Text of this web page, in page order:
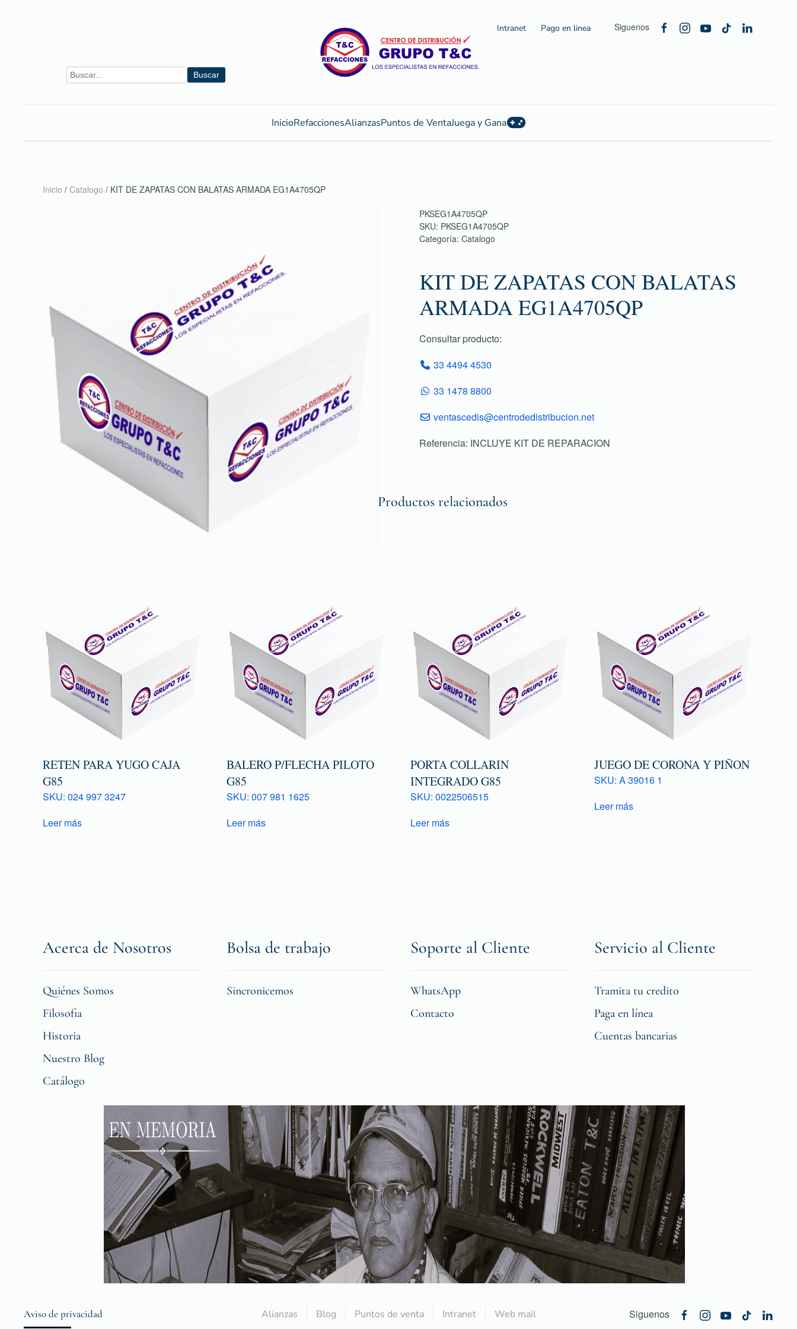
Buscar
Intranet Pago en linea Siguenos
InicioRefaccionesAlianzasPuntos de VentaJuega y Gana
Inicio / Catalogo / KIT DE ZAPATAS CON BALATAS ARMADA EG1A4705QP
PKSEG1A4705QP
SKU: PKSEG1A4705QP
Categoría: Catalogo
KIT DE ZAPATAS CON BALATAS
ARMADA EG1A4705QP
Consultar producto:
33 4494 4530
33 1478 8800
ventascedis@centrodedistribucion.net
Referencia: INCLUYE KIT DE REPARACION
Productos relacionados
RETEN PARA YUGO CAJA
G85
SKU: 024 997 3247
Leer más
BALERO P/FLECHA PILOTO
G85
SKU: 007 981 1625
Leer más
PORTA COLLARIN
INTEGRADO G85
SKU: 0022506515
Leer más
JUEGO DE CORONA Y PIÑON
SKU: A 39016 1
Leer más
Acerca de Nosotros
Quiénes Somos
Filosofia
Historia
Nuestro Blog
Catálogo
Bolsa de trabajo
Sincronicemos
Soporte al Cliente
WhatsApp
Contacto
Servicio al Cliente
Tramita tu credito
Paga en línea
Cuentas bancarias
Aviso de privacidad Alianzas Blog Puntos de venta Intranet Web mail Siguenos